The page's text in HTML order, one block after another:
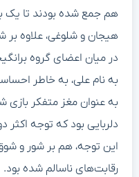
هم جمع شده بودند تا یک
هیجان و شلوغی، علاوه بر
در میان اعضای گروه
به نام علی، به خاطر
به عنوان مغز متفکر بازی
دلربایی بود که توجه اکثر
این توجه، هم بر شور و
رقابت‌های ناسالم شده بود.